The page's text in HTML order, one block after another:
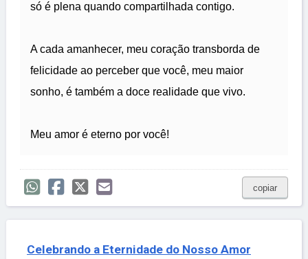
só é plena quando compartilhada contigo.
A cada amanhecer, meu coração transborda de
felicidade ao perceber que você, meu maior
sonho, é também a doce realidade que vivo.
Meu amor é eterno por você!
copiar
Celebrando a Eternidade do Nosso Amor